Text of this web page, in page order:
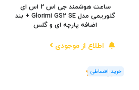
ساعت هوشمند جی اس 2 اس ای
گلوریمی مدل Glorimi GS2 SE + بند
اضافه پارچه ای و گلس
اطلاع از موجودی
(1رای)
5